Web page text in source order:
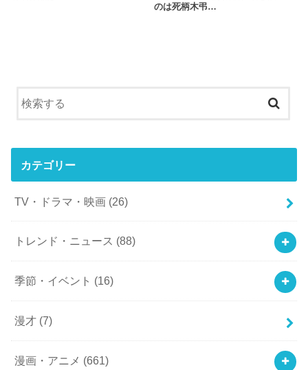
のは死柄木弔…
カテゴリー
TV・ドラマ・映画 (26)
トレンド・ニュース (88)
季節・イベント (16)
漫才 (7)
漫画・アニメ (661)